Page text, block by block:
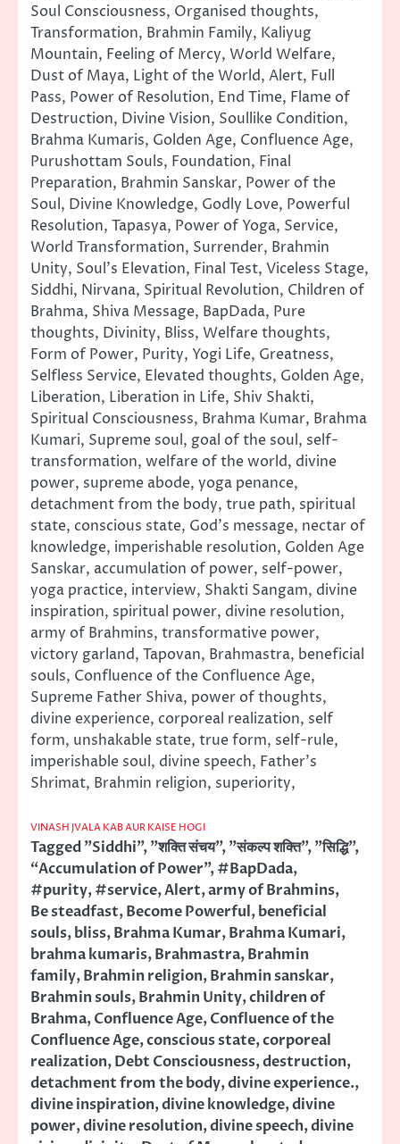
Soul Consciousness, Organised thoughts,
Transformation, Brahmin Family, Kaliyug
Mountain, Feeling of Mercy, World Welfare,
Dust of Maya, Light of the World, Alert, Full
Pass, Power of Resolution, End Time, Flame of
Destruction, Divine Vision, Soullike Condition,
Brahma Kumaris, Golden Age, Confluence Age,
Purushottam Souls, Foundation, Final
Preparation, Brahmin Sanskar, Power of the
Soul, Divine Knowledge, Godly Love, Powerful
Resolution, Tapasya, Power of Yoga, Service,
World Transformation, Surrender, Brahmin
Unity, Soul’s Elevation, Final Test, Viceless Stage,
Siddhi, Nirvana, Spiritual Revolution, Children of
Brahma, Shiva Message, BapDada, Pure
thoughts, Divinity, Bliss, Welfare thoughts,
Form of Power, Purity, Yogi Life, Greatness,
Selfless Service, Elevated thoughts, Golden Age,
Liberation, Liberation in Life, Shiv Shakti,
Spiritual Consciousness, Brahma Kumar, Brahma
Kumari, Supreme soul, goal of the soul, self-
transformation, welfare of the world, divine
power, supreme abode, yoga penance,
detachment from the body, true path, spiritual
state, conscious state, God’s message, nectar of
knowledge, imperishable resolution, Golden Age
Sanskar, accumulation of power, self-power,
yoga practice, interview, Shakti Sangam, divine
inspiration, spiritual power, divine resolution,
army of Brahmins, transformative power,
victory garland, Tapovan, Brahmastra, beneficial
souls, Confluence of the Confluence Age,
Supreme Father Shiva, power of thoughts,
divine experience, corporeal realization, self
form, unshakable state, true form, self-rule,
imperishable soul, divine speech, Father’s
Shrimat, Brahmin religion, superiority,
VINASH JVALA KAB AUR KAISE HOGI
Tagged"Siddhi","शक्ति संचय","संकल्प शक्ति","सिद्धि",
“Accumulation of Power”,#BapDada,
#purity,#service,Alert,army of Brahmins,
Be steadfast,Become Powerful,beneficial
souls,bliss,Brahma Kumar,Brahma Kumari,
brahma kumaris,Brahmastra,Brahmin
family,Brahmin religion,Brahmin sanskar,
Brahmin souls,Brahmin Unity,children of
Brahma,Confluence Age,Confluence of the
Confluence Age,conscious state,corporeal
realization,Debt Consciousness,destruction,
detachment from the body,divine experience.,
divine inspiration,divine knowledge,divine
power,divine resolution,divine speech,divine